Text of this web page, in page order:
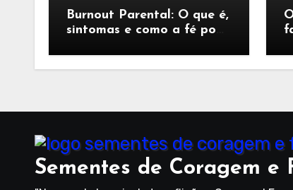
Burnout Parental: O que é,
sintomas e como a fé pode
Sementes de Coragem e